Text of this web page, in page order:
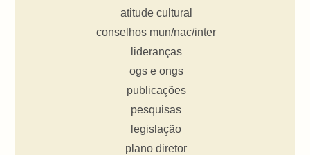
atitude cultural
conselhos mun/nac/inter
lideranças
ogs e ongs
publicações
pesquisas
legislação
plano diretor